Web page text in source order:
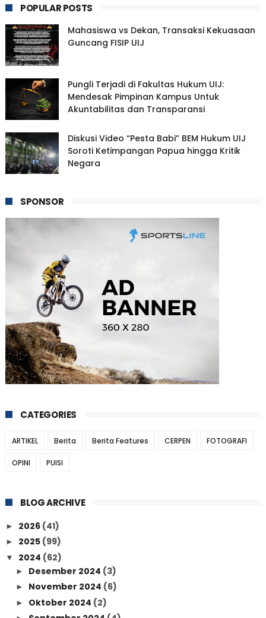
POPULAR POSTS
Mahasiswa vs Dekan, Transaksi Kekuasaan
Guncang FISIP UIJ
Pungli Terjadi di Fakultas Hukum UIJ:
Mendesak Pimpinan Kampus Untuk
Akuntabilitas dan Transparansi
Diskusi Video “Pesta Babi” BEM Hukum UIJ
Soroti Ketimpangan Papua hingga Kritik
Negara
SPONSOR
CATEGORIES
ARTIKEL Berita Berita Features CERPEN FOTOGRAFI
OPINI PUISI
BLOG ARCHIVE
► 2026 (41)
► 2025 (99)
▼ 2024 (62)
► Desember 2024 (3)
► November 2024 (6)
► Oktober 2024 (2)